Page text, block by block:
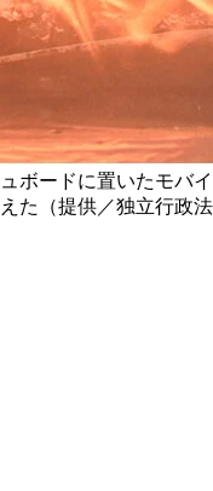
ボードに置いたモバイ
た（提供／独立行政法